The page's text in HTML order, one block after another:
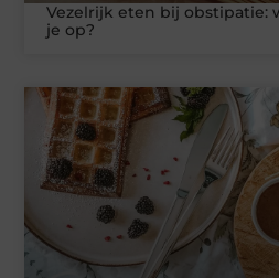
Vezelrijk eten bij obstipatie:
je op?